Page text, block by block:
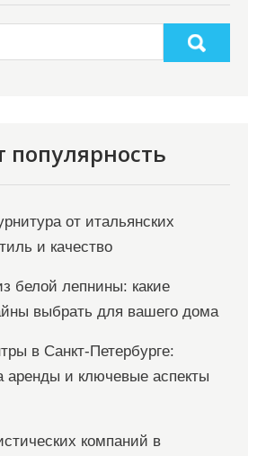
популярность
от итальянских
и качество
белой лепнины: какие
выбрать для вашего дома
в Санкт-Петербурге:
аренды и ключевые аспекты
компаний в